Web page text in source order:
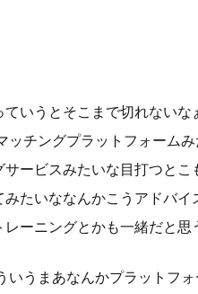
いうとそこまで切れない
ッチングプラットフォーム
ービスみたいな目打つとこ
たいななんかこうアドバ
ーニングとかも一緒だと
いうまあなんかプラットフ